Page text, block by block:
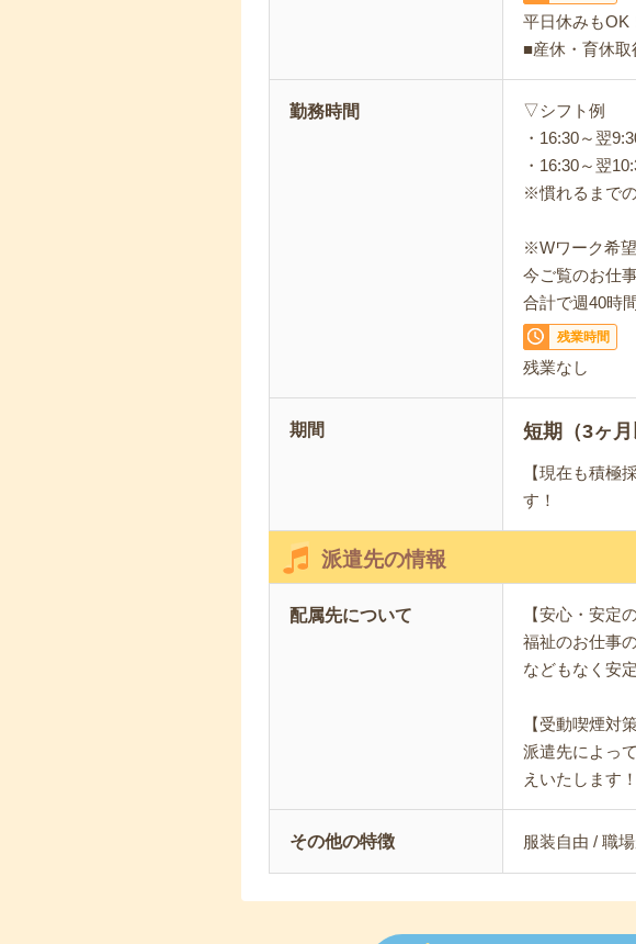
平日休みもOK
■産休・育休取
勤務時間
▽シフト例
・16:30～翌
・16:30～翌
※慣れるまで
※Wワーク希
今ご覧のお仕
合計で週40時
残業時間
残業なし
期間 短期（3ヶ月
【現在も積極
す！
派遣先の情報
配属先について
【安心・安定
福祉のお仕事
などもなく安
【受動喫煙対
派遣先によっ
えいたします！
その他の特徴 服装自由 / 職